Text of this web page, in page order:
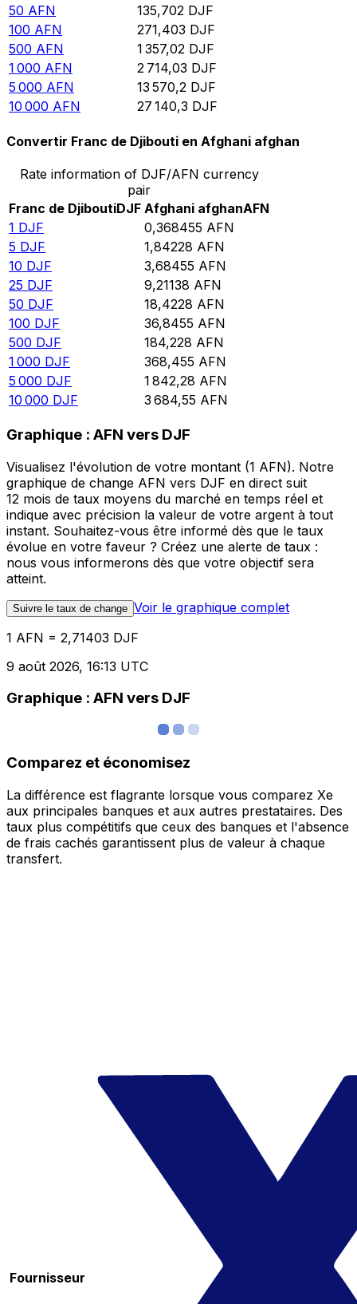
50 AFN 135,702 DJF
100 AFN 271,403 DJF
500 AFN 1 357,02 DJF
1 000 AFN 2 714,03 DJF
5 000 AFN 13 570,2 DJF
10 000 AFN 27 140,3 DJF
Convertir Franc de Djibouti en Afghani afghan
Rate information of DJF/AFN currency
pair
Franc de DjiboutiDJF Afghani afghanAFN
1 DJF 0,368455 AFN
5 DJF 1,84228 AFN
10 DJF 3,68455 AFN
25 DJF 9,21138 AFN
50 DJF 18,4228 AFN
100 DJF 36,8455 AFN
500 DJF 184,228 AFN
1 000 DJF 368,455 AFN
5 000 DJF 1 842,28 AFN
10 000 DJF 3 684,55 AFN
Graphique : AFN vers DJF
Visualisez l'évolution de votre montant (1 AFN). Notre
graphique de change AFN vers DJF en direct suit
12 mois de taux moyens du marché en temps réel et
indique avec précision la valeur de votre argent à tout
instant. Souhaitez-vous être informé dès que le taux
évolue en votre faveur ? Créez une alerte de taux :
nous vous informerons dès que votre objectif sera
atteint.
Suivre le taux de change Voir le graphique complet
1 AFN = 2,71403 DJF
9 août 2026, 16:13 UTC
Graphique : AFN vers DJF
Comparez et économisez
La différence est flagrante lorsque vous comparez Xe
aux principales banques et aux autres prestataires. Des
taux plus compétitifs que ceux des banques et l'absence
de frais cachés garantissent plus de valeur à chaque
transfert.
Fournisseur